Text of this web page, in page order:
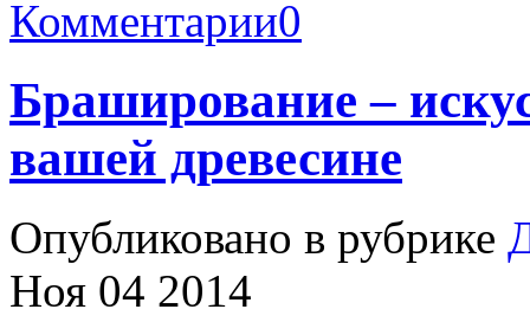
Комментарии0
Браширование –
вашей древесине
Опубликовано в рубрике
Ноя 04 2014